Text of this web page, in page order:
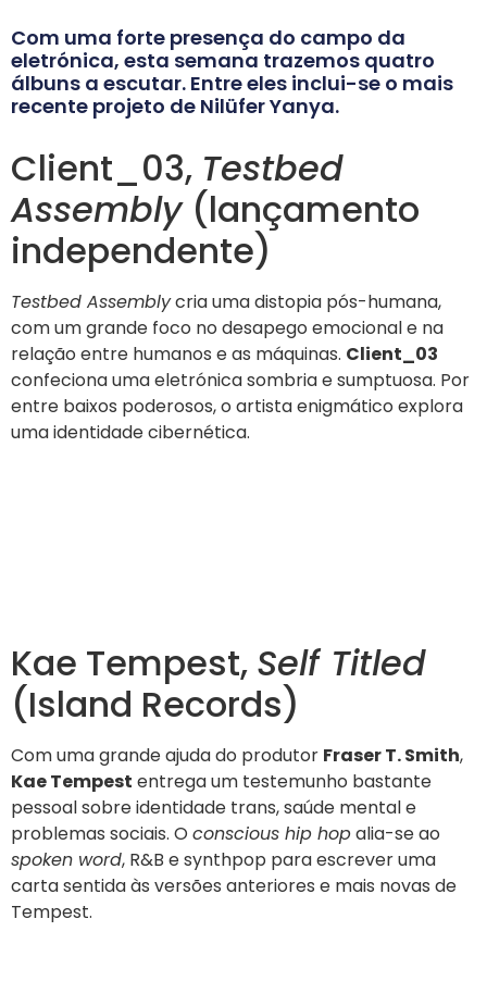
Com uma forte presença do campo da
eletrónica, esta semana trazemos quatro
álbuns a escutar. Entre eles inclui-se o mais
recente projeto de Nilüfer Yanya.
Client_03, Testbed
Assembly(lançamento
independente)
Testbed Assemblycria uma distopia pós-humana,
com um grande foco no desapego emocional e na
relação entre humanos e as máquinas. Client_03
confeciona uma eletrónica sombria e sumptuosa. Por
entre baixos poderosos, o artista enigmático explora
uma identidade cibernética.
Kae Tempest, Self Titled
(Island Records)
Com uma grande ajuda do produtor Fraser T. Smith,
Kae Tempest entrega um testemunho bastante
pessoal sobre identidade trans, saúde mental e
problemas sociais. O conscious hip hopalia-se ao
spoken word, R&B e synthpop para escrever uma
carta sentida às versões anteriores e mais novas de
Tempest.